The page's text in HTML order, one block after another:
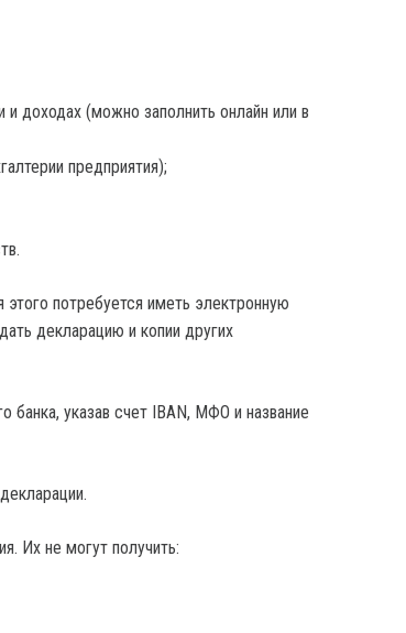
доходах (можно заполнить онлайн или в
предприятия);
потребуется иметь электронную
декларацию и копии других
банка, указав счет IBAN, МФО и название
Их не могут получить: